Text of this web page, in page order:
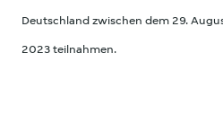
Deutschland zwischen dem 29.
2023 teilnahmen.